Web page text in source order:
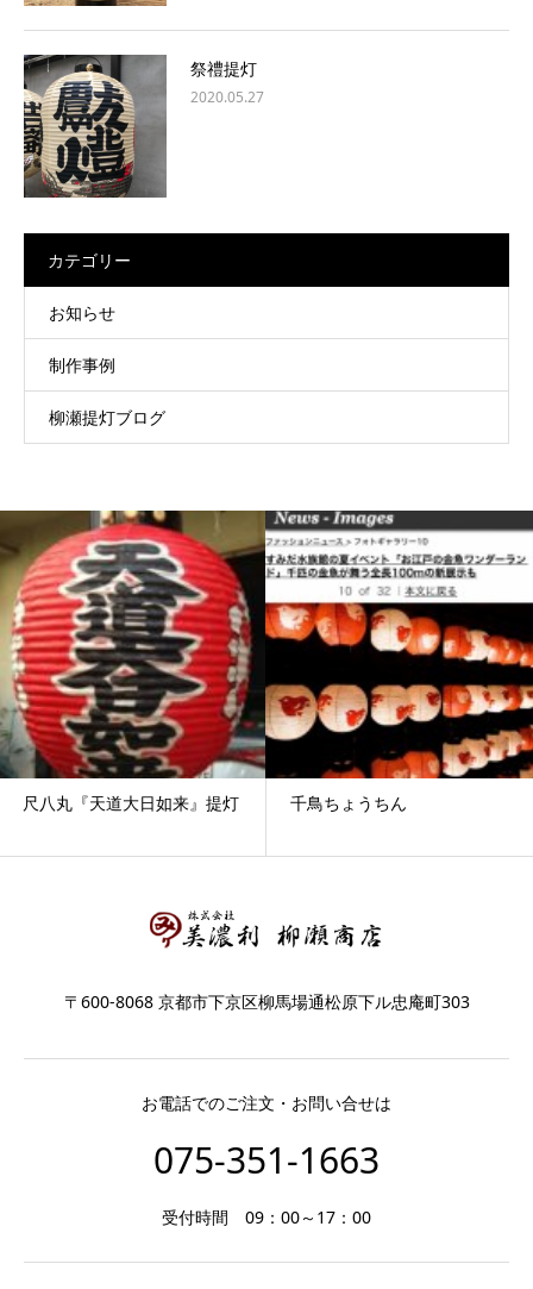
祭禮提灯
2020.05.27
カテゴリー
お知らせ
制作事例
柳瀬提灯ブログ
尺八丸『天道大日如来』提灯 千鳥ちょうちん
〒600-8068 京都市下京区柳馬場通松原下ル忠庵町303
お電話でのご注文・お問い合せは
075-351-1663
受付時間 09：00～17：00